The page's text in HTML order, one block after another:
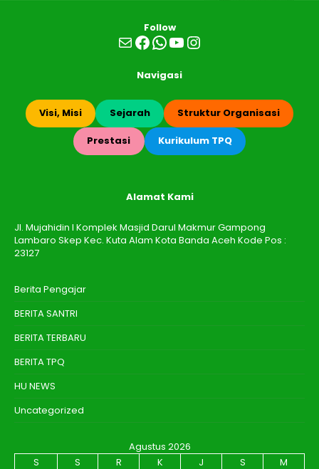
Follow
MailFacebook
WhatsApp
YouTube
Instagram
Navigasi
Visi, Misi Sejarah Struktur Organisasi
Prestasi Kurikulum TPQ
Alamat Kami
Jl. Mujahidin I Komplek Masjid Darul Makmur Gampong
Lambaro Skep Kec. Kuta Alam Kota Banda Aceh Kode Pos :
23127
Berita Pengajar
BERITA SANTRI
BERITA TERBARU
BERITA TPQ
HU NEWS
Uncategorized
Agustus 2026
S
S R K J S M